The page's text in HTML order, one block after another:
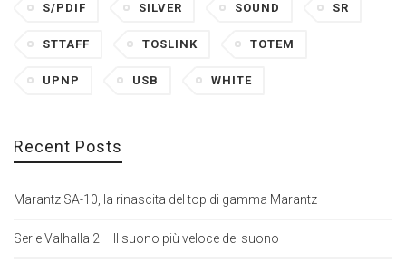
S/PDIF SILVER SOUND SR
STTAFF TOSLINK TOTEM
UPNP USB WHITE
Recent Posts
Marantz SA-10, la rinascita del top di gamma Marantz
Serie Valhalla 2 – Il suono più veloce del suono